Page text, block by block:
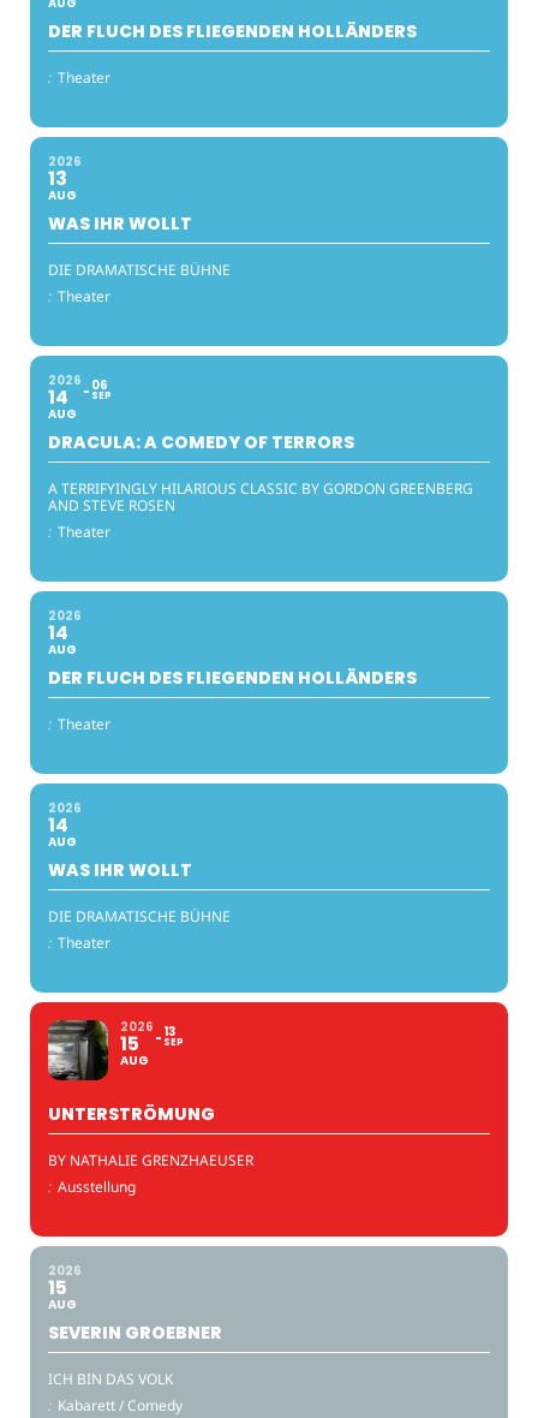
DER FLUCH DES FLIEGENDEN HOLLÄNDERS
: Theater
2026
13
AUG
WAS IHR WOLLT
DIE DRAMATISCHE BÜHNE
: Theater
2026
14
AUG
06
SEP
DRACULA: A COMEDY OF TERRORS
A TERRIFYINGLY HILARIOUS CLASSIC BY GORDON GREENBERG
AND STEVE ROSEN
: Theater
2026
14
AUG
DER FLUCH DES FLIEGENDEN HOLLÄNDERS
: Theater
2026
14
AUG
WAS IHR WOLLT
DIE DRAMATISCHE BÜHNE
: Theater
2026
15
AUG
13
SEP
UNTERSTRÖMUNG
BY NATHALIE GRENZHAEUSER
: Ausstellung
2026
15
AUG
SEVERIN GROEBNER
ICH BIN DAS VOLK
: Kabarett / Comedy